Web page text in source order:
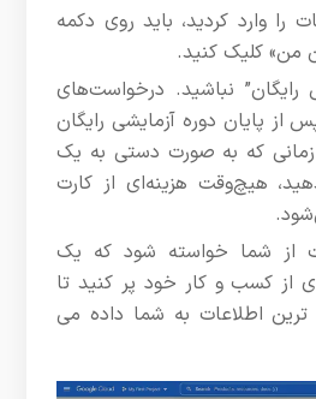
را وارد کردید، باید روی دکمه
من» کلیک کنید.
رایگان” نباشید. درخواست‌های
پایان دوره آزمایشی رایگان
زمانی که به صورت دستی به یک
هیچ‌وقت هزینه‌ای از کارت
از شما خواسته شود که یک
ثانیه ای از کسب و کار خود پر کنید تا
اطلاعات به شما داده می